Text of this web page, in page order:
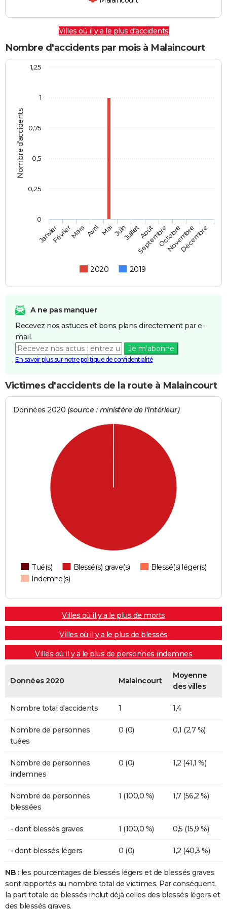
Villes où il y a le plus d'accidents
Nombre d'accidents par mois à Malaincourt
Nombre d'accidents
2020 2019
JanvierFévrierMars AvrilMaiJuinJuilletAoût
SeptembreOctobre
Novembre
Décembre
0
1
0,25
0,5
0,75
1,25
A ne pas manquer
Recevez nos astuces et bons plans directement par e-
mail.
Je m'abonne
En savoir plus sur notre politique de confidentialité
Victimes d'accidents de la route à Malaincourt
Données 2020 (source : ministère de l'Intérieur)
Tué(s) Blessé(s) grave(s)
Blessé(s) léger(s)
Indemne(s)
Villes où il y a le plus de morts
Villes où il y a le plus de blessés
Villes où il y a le plus de personnes indemnes
Données 2020 Malaincourt
Moyenne
des villes
Nombre total d'accidents 1 1,4
Nombre de personnes
tuées
0 (0) 0,1 (2,7 %)
Nombre de personnes
indemnes
0 (0) 1,2 (41,1 %)
Nombre de personnes
blessées
1 (100,0 %) 1,7 (56,2 %)
- dont blessés graves 1 (100,0 %) 0,5 (15,9 %)
- dont blessés légers 0 (0) 1,2 (40,3 %)
NB : les pourcentages de blessés légers et de blessés graves
sont rapportés au nombre total de victimes. Par conséquent,
la part totale de blessés inclut déjà celles des blessés légers et
des blessés graves.